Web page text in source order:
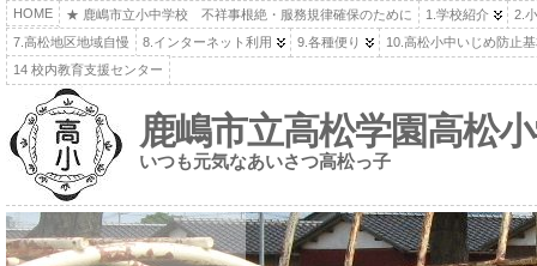
HOME ★ 鹿嶋市立小中学校 不祥事根絶・服務規律確保のために 1.学校紹介
2.
7.高松地区地域自慢
8.インターネット利用 9.各種便り
10.高松小中いじめ防止
14 校内教育支援センター
鹿嶋市立高松学園高松
いつも元気なあいさつ高松っ子